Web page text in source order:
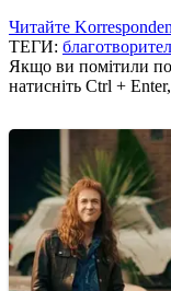
Читайте
ТЕГИ:
Якщо ви помітили
натисніть Ctrl +